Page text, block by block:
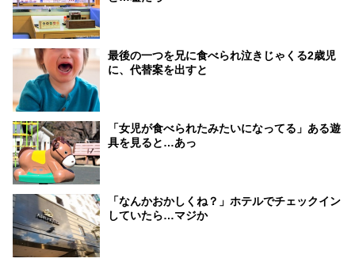
最後の一つを兄に食べられ泣きじゃくる2歳児
に、代替案を出すと
「女児が食べられたみたいになってる」ある遊
具を見ると…あっ
「なんかおかしくね？」ホテルでチェックイン
していたら…マジか